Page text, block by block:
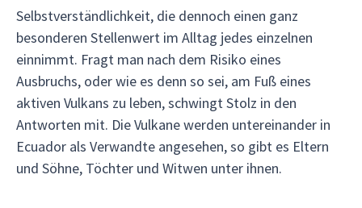
Selbstverständlichkeit, die dennoch einen ganz
besonderen Stellenwert im Alltag jedes einzelnen
einnimmt. Fragt man nach dem Risiko eines
Ausbruchs, oder wie es denn so sei, am Fuß eines
aktiven Vulkans zu leben, schwingt Stolz in den
Antworten mit. Die Vulkane werden untereinander in
Ecuador als Verwandte angesehen, so gibt es Eltern
und Söhne, Töchter und Witwen unter ihnen.